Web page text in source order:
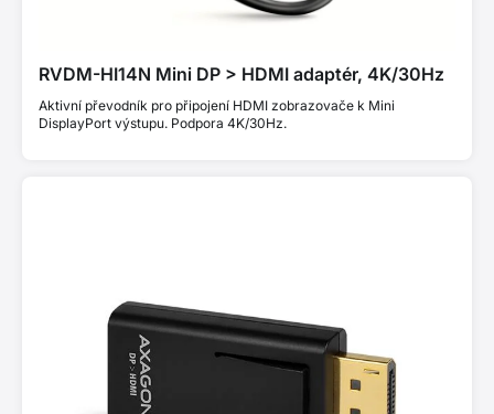
RVDM-HI14N Mini DP > HDMI adaptér, 4K/30Hz
Aktivní převodník pro připojení HDMI zobrazovače k Mini
DisplayPort výstupu. Podpora 4K/30Hz.